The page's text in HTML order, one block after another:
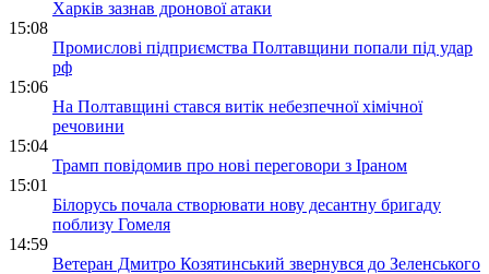
Харків зазнав дронової атаки
15:08
Промислові підприємства Полтавщини попали під удар
рф
15:06
На Полтавщині стався витік небезпечної хімічної
речовини
15:04
Трамп повідомив про нові переговори з Іраном
15:01
Білорусь почала створювати нову десантну бригаду
поблизу Гомеля
14:59
Ветеран Дмитро Козятинський звернувся до Зеленського